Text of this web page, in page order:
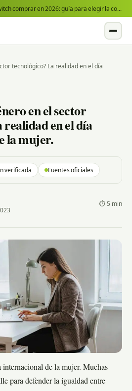
Qué Nintendo Switch comprar en 2026: guía para elegir la consola y los juegos que necesitas
tecnológico? La realidad en el día
en el sector
realidad en el día
la mujer.
verificada Fuentes oficiales
⏱ 5 min
internacional de la mujer. Muchas
para defender la igualdad entre